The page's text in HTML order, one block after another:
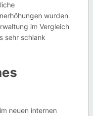
wurden
im Vergleich
sehr schlank
neuen internen